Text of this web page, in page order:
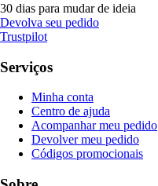
30 dias para mudar de ideia
Devolva seu pedido
Trustpilot
Serviços
Minha conta
Centro de ajuda
Acompanhar meu pedido
Devolver meu pedido
Códigos promocionais